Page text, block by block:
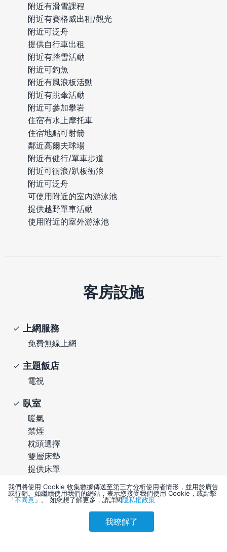
刷卡優惠 會員訂購
附近有滑雪課程
附近有賽格威出租/觀光
附近可泛舟
提供自行車出租
附近有踏雪活動
附近可釣魚
附近有風浪板活動
附近有跳傘活動
附近可參加攀岩
住宿有水上摩托車
住宿地點可射箭
鄰近高爾夫球場
附近有健行/單車步道
附近可衝浪/趴板衝浪
附近可泛舟
可使用附近的室內游泳池
提供越野單車活動
使用附近的室外游泳池
客房設施
上網服務
免費無線上網
主題飯店
電視
臥室
暖氣
禁煙
枕頭選擇
雙層床墊
提供床單
浴室
獨立浴缸和淋浴設備
我們將使用 Cookie 收集數據傳送至第三方分析使用者情形，並用於廣告
或行銷。如繼續使用我們的網站，表示您接受我們使用 Cookie，或點擊
「不同意 」。 如您想了解更多，請詳閱隱私權政策
我瞭解了